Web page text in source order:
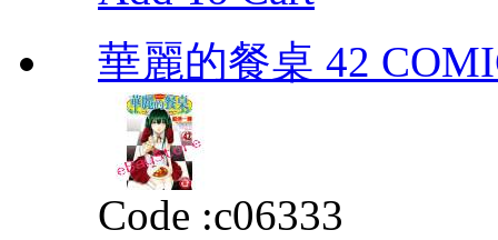
華麗的餐桌 42
Code :c06333